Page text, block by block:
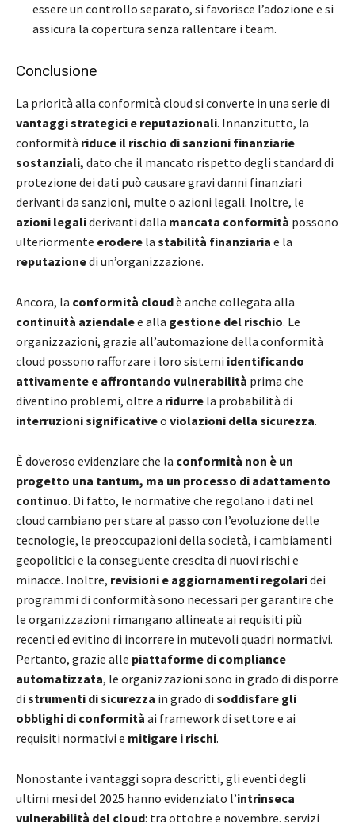
essere un controllo separato, si favorisce l’adozione e si
assicura la copertura senza rallentare i team.
Conclusione
La priorità alla conformità cloud si converte in una serie di
vantaggi strategici e reputazionali. Innanzitutto, la
conformità riduce il rischio di sanzioni finanziarie
sostanziali, dato che il mancato rispetto degli standard di
protezione dei dati può causare gravi danni finanziari
derivanti da sanzioni, multe o azioni legali. Inoltre, le
azioni legaliderivanti dalla mancata conformità possono
ulteriormente erodere la stabilità finanziaria e la
reputazionedi un’organizzazione.
Ancora, la conformità cloudè anche collegata alla
continuità aziendalee alla gestione del rischio. Le
organizzazioni, grazie all’automazione della conformità
cloud possono rafforzare i loro sistemi identificando
attivamente e affrontando vulnerabilità prima che
diventino problemi, oltre a ridurre la probabilità di
interruzioni significativeo violazioni della sicurezza.
È doveroso evidenziare che la conformità non è un
progetto una tantum, ma un processo di adattamento
continuo. Di fatto, le normative che regolano i dati nel
cloud cambiano per stare al passo con l’evoluzione delle
tecnologie, le preoccupazioni della società, i cambiamenti
geopolitici e la conseguente crescita di nuovi rischi e
minacce. Inoltre, revisioni e aggiornamenti regolaridei
programmi di conformità sono necessari per garantire che
le organizzazioni rimangano allineate ai requisiti più
recenti ed evitino di incorrere in mutevoli quadri normativi.
Pertanto, grazie alle piattaforme di compliance
automatizzata, le organizzazioni sono in grado di disporre
di strumenti di sicurezza in grado di soddisfare gli
obblighi di conformità ai framework di settore e ai
requisiti normativi e mitigare i rischi.
Nonostante i vantaggi sopra descritti, gli eventi degli
ultimi mesi del 2025 hanno evidenziato l’intrinseca
vulnerabilità del cloud: tra ottobre e novembre, servizi